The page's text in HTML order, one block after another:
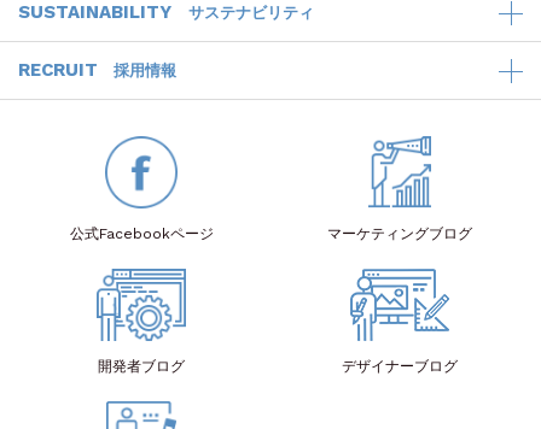
SUSTAINABILITY サステナビリティ
RECRUIT 採用情報
公式Facebookページ マーケティングブログ
開発者ブログ デザイナーブログ